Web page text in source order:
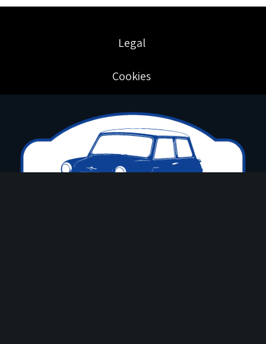
Legal
Cookies